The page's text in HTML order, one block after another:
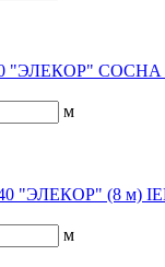
"ЭЛЕКОР" СОСНА
м
"ЭЛЕКОР" (8 м)
м